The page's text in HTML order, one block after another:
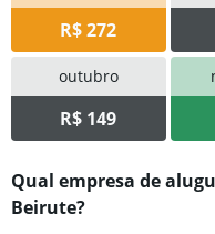
R$ 272
outubro
R$ 149
Qual empresa de
Beirute?